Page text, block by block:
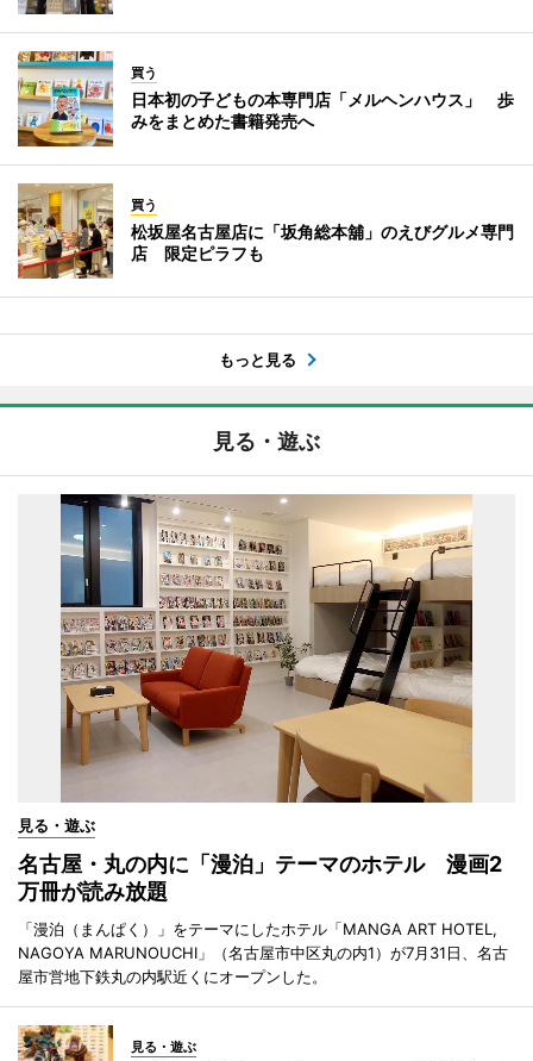
買う
日本初の子どもの本専門店「メルヘンハウス」 歩
みをまとめた書籍発売へ
買う
松坂屋名古屋店に「坂角総本舖」のえびグルメ専門
店 限定ピラフも
もっと見る
見る・遊ぶ
見る・遊ぶ
名古屋・丸の内に「漫泊」テーマのホテル 漫画2
万冊が読み放題
「漫泊（まんぱく）」をテーマにしたホテル「MANGA ART HOTEL,
NAGOYA MARUNOUCHI」（名古屋市中区丸の内1）が7月31日、名古
屋市営地下鉄丸の内駅近くにオープンした。
見る・遊ぶ